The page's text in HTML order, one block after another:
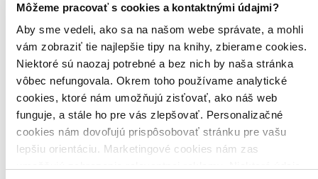
Môžeme pracovať s cookies a kontaktnými údajmi?
Aby sme vedeli, ako sa na našom webe správate, a mohli
vám zobraziť tie najlepšie tipy na knihy, zbierame cookies.
Niektoré sú naozaj potrebné a bez nich by naša stránka
vôbec nefungovala. Okrem toho používame analytické
cookies, ktoré nám umožňujú zisťovať, ako náš web
funguje, a stále ho pre vás zlepšovať. Personalizačné
cookies nám dovoľujú prispôsobovať stránku pre vašu
lepšiu orientáciu. Marketingové cookies nám zas
Bestsellery
Top hodnotené
Novinky
Najdrahšie
Najlacnejšie
Najvyššia zľava
Použité filtre
Zrušiť filtre
Knihy